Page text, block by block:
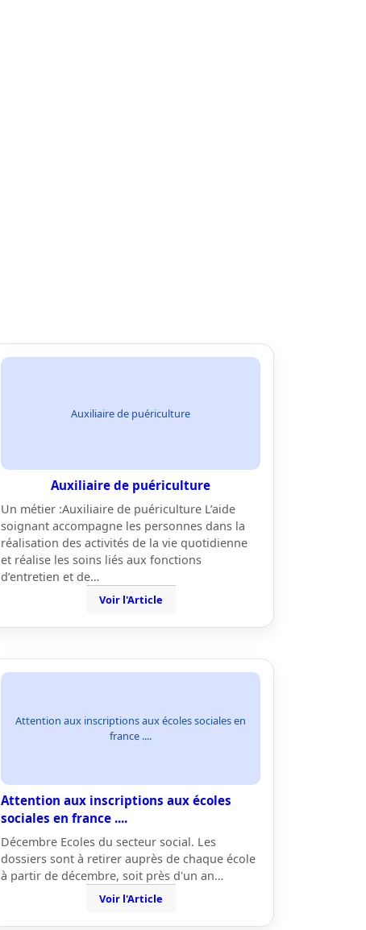
Auxiliaire de puériculture
Auxiliaire de puériculture
Un métier :Auxiliaire de puériculture L’aide
soignant accompagne les personnes dans la
réalisation des activités de la vie quotidienne
et réalise les soins liés aux fonctions
d’entretien et de…
Voir l'Article
Attention aux inscriptions aux écoles sociales en
france ....
Attention aux inscriptions aux écoles
sociales en france ....
Décembre Ecoles du secteur social. Les
dossiers sont à retirer auprès de chaque école
à partir de décembre, soit près d'un an…
Voir l'Article